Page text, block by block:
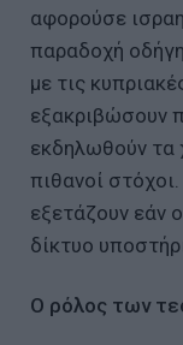
αφορούσε
παραδοχή
με τις
εξακριβώσουν
εκδηλωθούν τα
πιθανοί
εξετάζουν εάν
δίκτυο
Ο ρόλος των